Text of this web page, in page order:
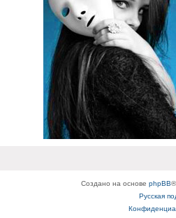
Создано на основе phpBB
Русская